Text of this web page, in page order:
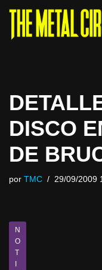
Saltar
DISCO
DE
por TMC 29/09/2009
N
O
T
I